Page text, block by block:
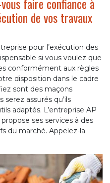
de vos travaux
pour l’exécution des
si vous voulez que
conformément aux règles
disposition dans le cadre
sont des maçons
assurés qu’ils
adaptés. L’entreprise AP
ses services à des
du marché. Appelez-la